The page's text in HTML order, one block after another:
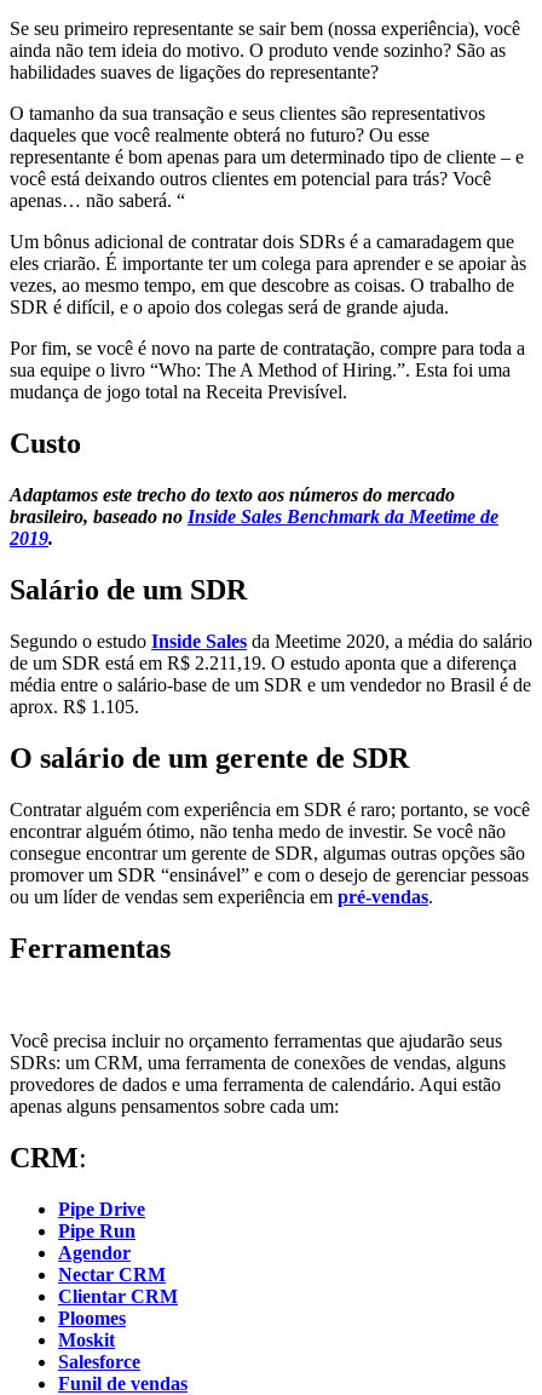
Se seu primeiro representante se sair bem (nossa experiência), você
ainda não tem ideia do motivo. O produto vende sozinho? São as
habilidades suaves de ligações do representante?
O tamanho da sua transação e seus clientes são representativos
daqueles que você realmente obterá no futuro? Ou esse
representante é bom apenas para um determinado tipo de cliente – e
você está deixando outros clientes em potencial para trás? Você
apenas… não saberá. “
Um bônus adicional de contratar dois SDRs é a camaradagem que
eles criarão. É importante ter um colega para aprender e se apoiar às
vezes, ao mesmo tempo, em que descobre as coisas. O trabalho de
SDR é difícil, e o apoio dos colegas será de grande ajuda.
Por fim, se você é novo na parte de contratação, compre para toda a
sua equipe o livro “Who: The A Method of Hiring.”. Esta foi uma
mudança de jogo total na Receita Previsível.
Custo
Adaptamos este trecho do texto aos números do mercado
brasileiro, baseado no Inside Sales Benchmark da Meetime de
2019.
Salário de um SDR
Segundo o estudo Inside Sales da Meetime 2020, a média do salário
de um SDR está em R$ 2.211,19. O estudo aponta que a diferença
média entre o salário-base de um SDR e um vendedor no Brasil é de
aprox. R$ 1.105.
O salário de um gerente de SDR
Contratar alguém com experiência em SDR é raro; portanto, se você
encontrar alguém ótimo, não tenha medo de investir. Se você não
consegue encontrar um gerente de SDR, algumas outras opções são
promover um SDR “ensinável” e com o desejo de gerenciar pessoas
ou um líder de vendas sem experiência em pré-vendas.
Ferramentas
Você precisa incluir no orçamento ferramentas que ajudarão seus
SDRs: um CRM, uma ferramenta de conexões de vendas, alguns
provedores de dados e uma ferramenta de calendário. Aqui estão
apenas alguns pensamentos sobre cada um:
CRM:
Pipe Drive
Pipe Run
Agendor
Nectar CRM
Clientar CRM
Ploomes
Moskit
Salesforce
Funil de vendas